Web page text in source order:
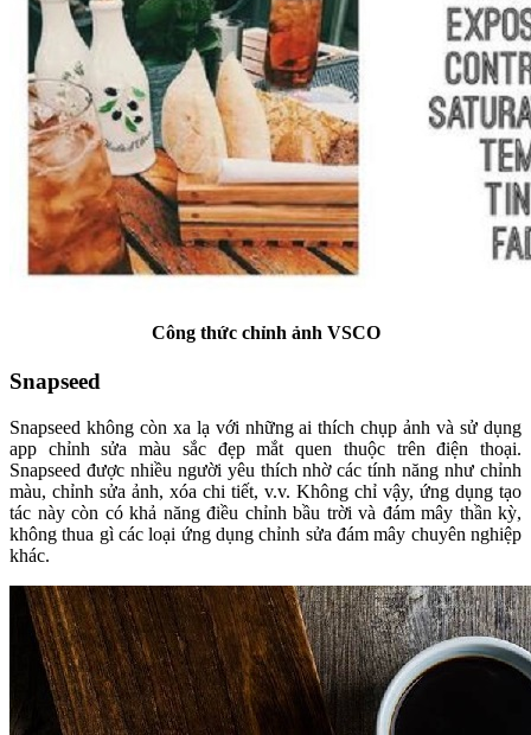
Công thức chỉnh ảnh VSCO
Snapseed
Snapseed không còn xa lạ với những ai thích chụp ảnh và sử dụng
app chỉnh sửa màu sắc đẹp mắt quen thuộc trên điện thoại.
Snapseed được nhiều người yêu thích nhờ các tính năng như chỉnh
màu, chỉnh sửa ảnh, xóa chi tiết, v.v. Không chỉ vậy, ứng dụng tạo
tác này còn có khả năng điều chỉnh bầu trời và đám mây thần kỳ,
không thua gì các loại ứng dụng chỉnh sửa đám mây chuyên nghiệp
khác.